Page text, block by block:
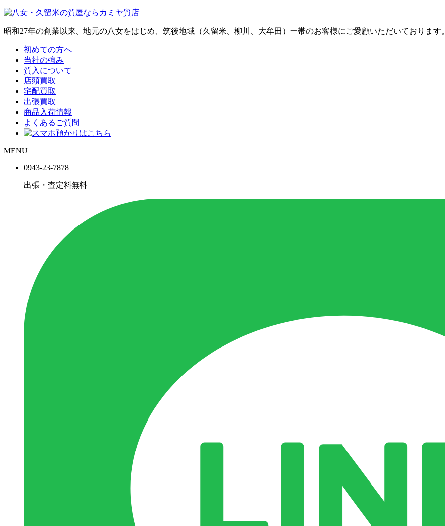
昭和27年の創業以来、地元の八女をはじめ、筑後地域（久留米、柳川、大牟田）一帯のお客様にご愛顧いただいております
初めての方へ
当社の強み
質入について
店頭買取
宅配買取
出張買取
商品入荷情報
よくあるご質問
MENU
0943-23-7878
出張・査定料無料